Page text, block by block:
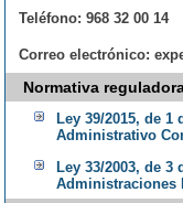
Teléfono: 968 32 00 14
Correo electrónico:
Normativa
Ley 39/2015, de
Administrativo
Ley 33/2003, de
Administraciones